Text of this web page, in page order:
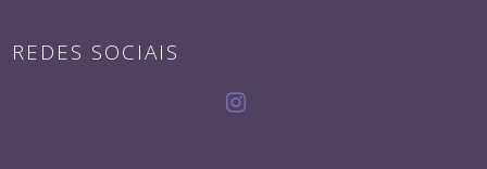
REDES SOCIAIS